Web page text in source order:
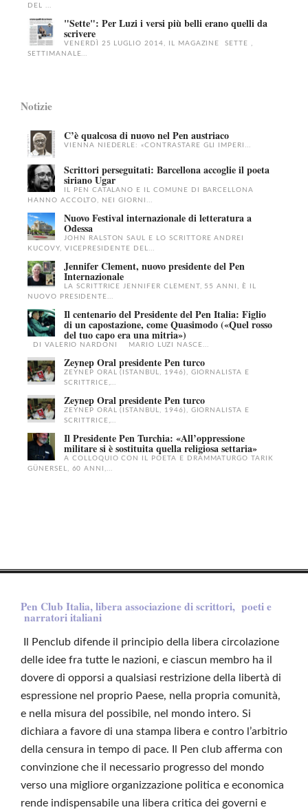
DEL ...
"Sette": Per Luzi i versi più belli erano quelli da
scrivere
VENERDÌ 25 LUGLIO 2014, IL MAGAZINE SETTE ,
SETTIMANALE...
Notizie
C’è qualcosa di nuovo nel Pen austriaco
VIENNA NIEDERLE: «CONTRASTARE GLI IMPERI...
Scrittori perseguitati: Barcellona accoglie il poeta
siriano Ugar
IL PEN CATALANO E IL COMUNE DI BARCELLONA
HANNO ACCOLTO, NEI GIORNI...
Nuovo Festival internazionale di letteratura a
Odessa
JOHN RALSTON SAUL E LO SCRITTORE ANDREI
KUCOVY, VICEPRESIDENTE DEL...
Jennifer Clement, nuovo presidente del Pen
Internazionale
LA SCRITTRICE JENNIFER CLEMENT, 55 ANNI, È IL
NUOVO PRESIDENTE...
Il centenario del Presidente del Pen Italia: Figlio
di un capostazione, come Quasimodo («Quel rosso
del tuo capo era una mitria»)
DI VALERIO NARDONI MARIO LUZI NASCE...
Zeynep Oral presidente Pen turco
ZEYNEP ORAL (ISTANBUL, 1946), GIORNALISTA E
SCRITTRICE,...
Zeynep Oral presidente Pen turco
ZEYNEP ORAL (ISTANBUL, 1946), GIORNALISTA E
SCRITTRICE,...
Il Presidente Pen Turchia: «All’oppressione
militare si è sostituita quella religiosa settaria»
A COLLOQUIO CON IL POETA E DRAMMATURGO TARIK
GÜNERSEL, 60 ANNI,...
Pen Club Italia, libera associazione di scrittori, poeti e
narratori italiani
Il Penclub difende il principio della libera circolazione
delle idee fra tutte le nazioni, e ciascun membro ha il
dovere di opporsi a qualsiasi restrizione della libertà di
espressione nel proprio Paese, nella propria comunità,
e nella misura del possibile, nel mondo intero. Si
dichiara a favore di una stampa libera e contro l’arbitrio
della censura in tempo di pace. Il Pen club afferma con
convinzione che il necessario progresso del mondo
verso una migliore organizzazione politica e economica
rende indispensabile una libera critica dei governi e